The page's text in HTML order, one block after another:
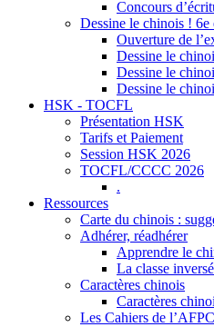
Concours
Dessine le chinois !
Ouverture de
Dessine le
Dessine le
Dessine le
HSK - TOCFL
Présentation HSK
Tarifs et Paiement
Session HSK 2026
TOCFL/CCCC 2026
.
Ressources
Carte du chinois :
Adhérer, réadhérer
Apprendre le
La classe
Caractères chinois
Caractères
Les Cahiers de l’AFPC